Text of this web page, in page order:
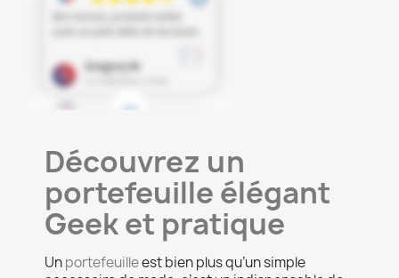
Découvrez un
portefeuille élégant
Geek et pratique
Unportefeuilleest bien plus qu’un simple